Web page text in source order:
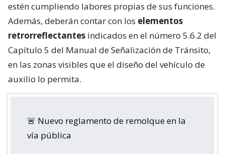
estén cumpliendo labores propias de sus funciones.
Además, deberán contar con los elementos
retrorreflectantes indicados en el número 5.6.2 del
Capítulo 5 del Manual de Señalización de Tránsito,
en las zonas visibles que el diseño del vehículo de
auxilio lo permita.
🚨 Nuevo reglamento de remolque en la
vía pública